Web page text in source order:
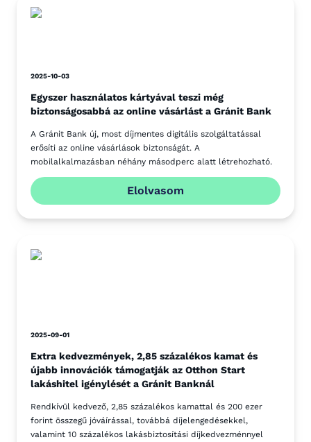
2025-10-03
Egyszer használatos kártyával teszi még
biztonságosabbá az online vásárlást a Gránit Bank
A Gránit Bank új, most díjmentes digitális szolgáltatással
erősíti az online vásárlások biztonságát. A
mobilalkalmazásban néhány másodperc alatt létrehozható.
Elolvasom
2025-09-01
Extra kedvezmények, 2,85 százalékos kamat és
újabb innovációk támogatják az Otthon Start
lakáshitel igénylését a Gránit Banknál
Rendkívül kedvező, 2,85 százalékos kamattal és 200 ezer
forint összegű jóváírással, továbbá díjelengedésekkel,
valamint 10 százalékos lakásbiztosítási díjkedvezménnyel